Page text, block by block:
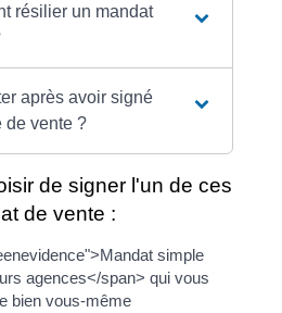
résilier un mandat
après avoir signé
de vente ?
de signer l'un de ces
de vente :
simple
agences</span> qui vous
bien vous-même